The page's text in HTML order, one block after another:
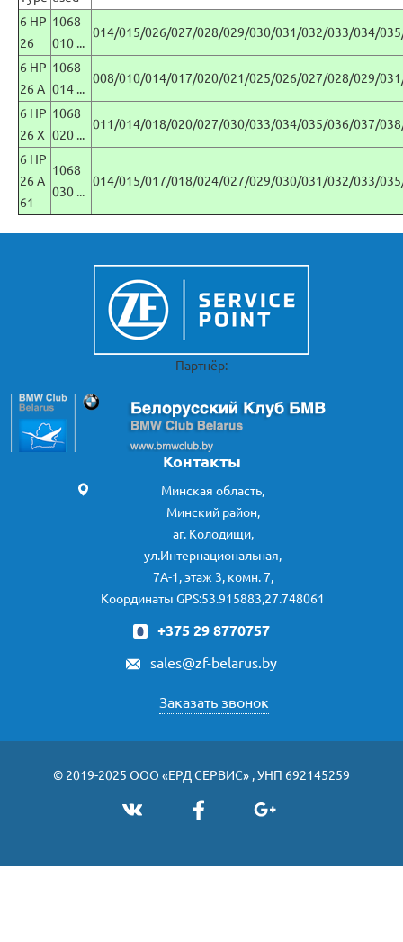
6 HP
26
1068
010 ...
014/015/026/027/028/029/030/031/032/033/034/
6 HP
26 A
1068
014 ...
008/010/014/017/020/021/025/026/027/028/029/
6 HP
26 X
1068
020 ...
011/014/018/020/027/030/033/034/035/036/037/
6 HP
26 A
61
1068
030 ...
014/015/017/018/024/027/029/030/031/032/033/
Партнёр:
Контакты
Минская область,
Минский район,
аг. Колодищи,
ул.Интернациональная,
7А-1, этаж 3, комн. 7,
Координаты GPS:53.915883,27.748061
+375 29 8770757
sales@zf-belarus.by
Заказать звонок
© 2019-2025 ООО «ЕРД СЕРВИС» , УНП 692145259